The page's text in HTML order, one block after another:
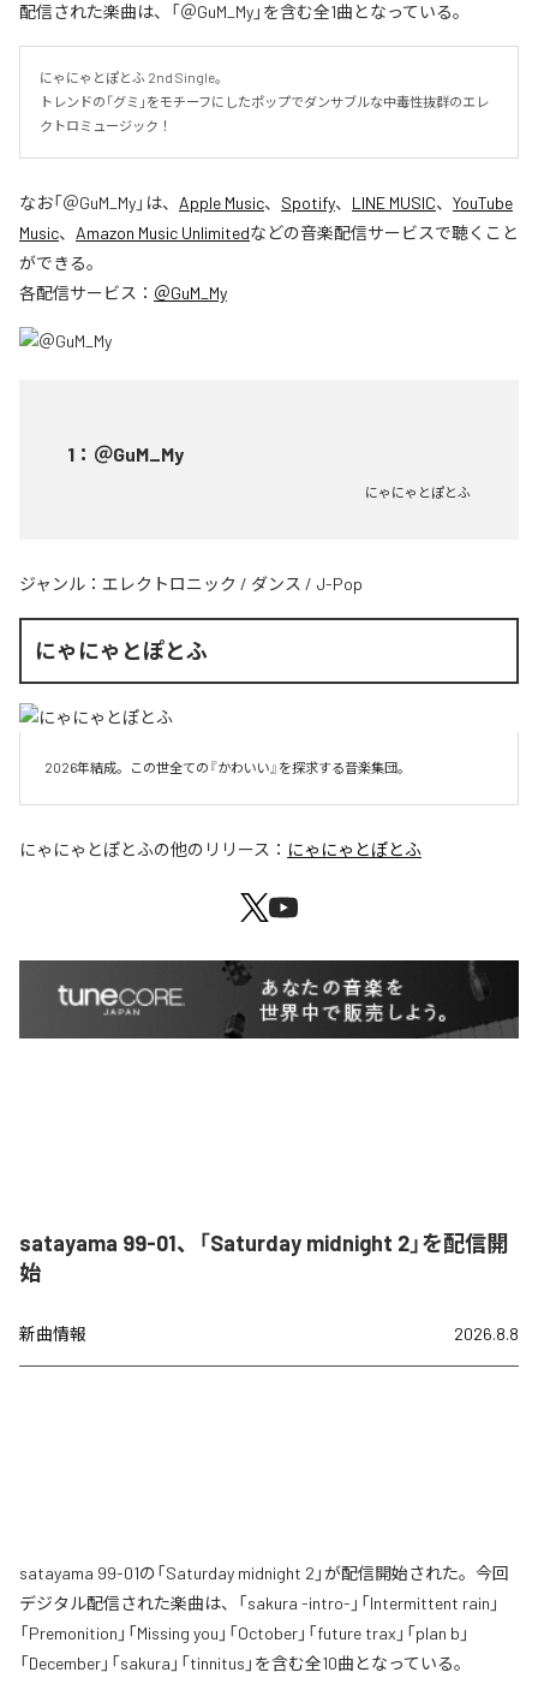
配信された楽曲は、「＠GuM_My」を含む全1曲となっている。
にゃにゃとぽとふ 2nd Single。
トレンドの「グミ」をモチーフにしたポップでダンサブルな中毒性抜群のエレ
クトロミュージック！
なお「＠GuM_My」は、 Apple Music、 Spotify、 LINE MUSIC、 YouTube
Music、 Amazon Music Unlimitedなどの音楽配信サービスで聴くこと
ができる。
各配信サービス： ＠GuM_My
1 ： ＠GuM_My
にゃにゃとぽとふ
ジャンル： エレクトロニック / ダンス / J-Pop
にゃにゃとぽとふ
2026年結成。この世全ての『かわいい』を探求する音楽集団。
にゃにゃとぽとふの他のリリース： にゃにゃとぽとふ
satayama 99-01、「Saturday midnight 2」を配信開
始
新曲情報 2026.8.8
satayama 99-01の「Saturday midnight 2」が配信開始された。今回
デジタル配信された楽曲は、「sakura -intro-」「Intermittent rain」
「Premonition」「Missing you」「October」「future trax」「plan b」
「December」「sakura」「tinnitus」を含む全10曲となっている。